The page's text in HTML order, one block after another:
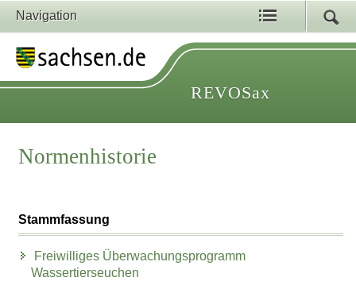
Navigation
REVOSax
Normenhistorie
Stammfassung
Freiwilliges Überwachungsprogramm
Wassertierseuchen